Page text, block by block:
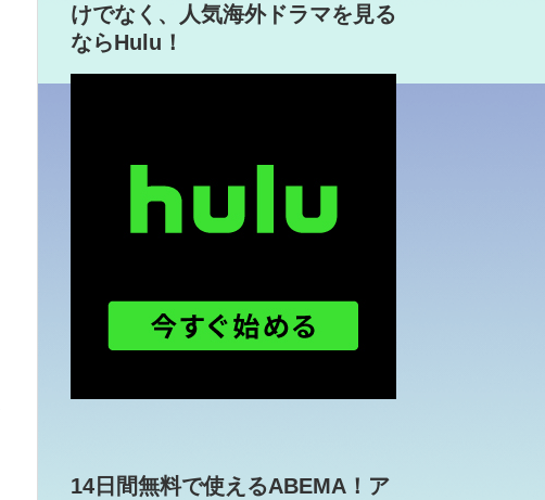
けでなく、人気海外ドラマを見る
ならHulu！
14日間無料で使えるABEMA！ア